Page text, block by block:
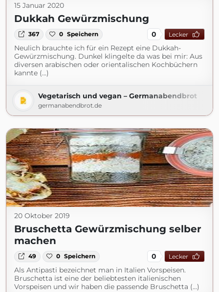
15 Januar 2020
Dukkah Gewürzmischung
367 0 Speichern 0 Lecker
Neulich brauchte ich für ein Rezept eine Dukkah-
Gewürzmischung. Dunkel klingelte da was bei mir: Aus
diversen arabischen oder orientalischen Kochbüchern
kannte (...)
Vegetarisch und vegan – Germanabendbrot
germanabendbrot.de
20 Oktober 2019
Bruschetta Gewürzmischung selber
machen
49 0 Speichern 0 Lecker
Als Antipasti bezeichnet man in Italien Vorspeisen.
Bruschetta ist eine der beliebtesten italienischen
Vorspeisen und wir haben die passende Bruschetta (...)